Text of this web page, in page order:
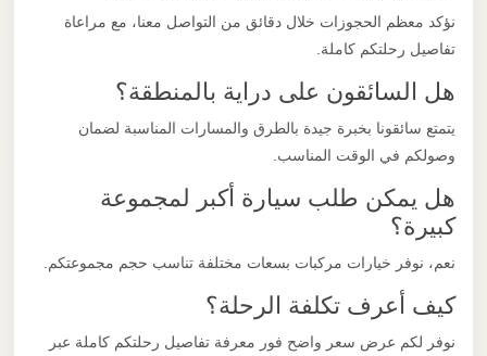
نؤكد معظم الحجوزات خلال دقائق من التواصل معنا، مع مراعاة
تفاصيل رحلتكم كاملة.
هل السائقون على دراية بالمنطقة؟
يتمتع سائقونا بخبرة جيدة بالطرق والمسارات المناسبة لضمان
وصولكم في الوقت المناسب.
هل يمكن طلب سيارة أكبر لمجموعة
كبيرة؟
نعم، نوفر خيارات مركبات بسعات مختلفة تناسب حجم مجموعتكم.
كيف أعرف تكلفة الرحلة؟
نوفر لكم عرض سعر واضح فور معرفة تفاصيل رحلتكم كاملة عبر